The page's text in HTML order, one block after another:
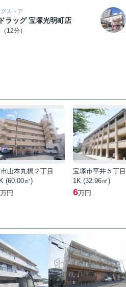
グストア
ラッグ 宝塚光明町店
12分）
山本丸橋２丁目
(60.00㎡)
万円
宝塚市平井５丁目
1K (32.96㎡)
6万円